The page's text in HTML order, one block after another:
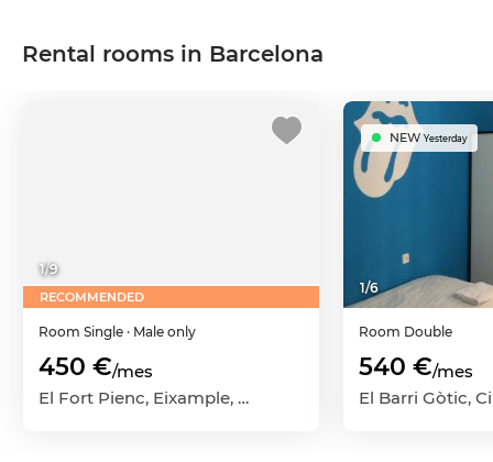
Rental rooms in Barcelona
1/9
RECOMMENDED
Room Single · Male only
450 €/mes
El Fort Pienc, Eixample, Barcelona Capital, Barcelona
1/6
NEW Yesterday
Room Double
540 €/mes